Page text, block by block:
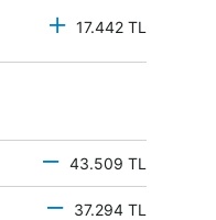
17.442 TL
43.509 TL
37.294 TL